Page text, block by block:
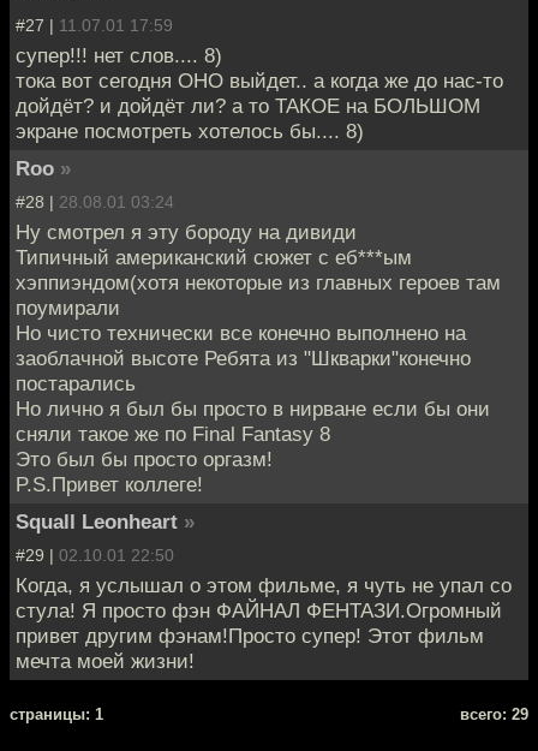
#27 | 11.07.01 17:59
супер!!! нет слов.... 8)
тока вот сегодня ОНО выйдет.. а когда же до нас-то
дойдёт? и дойдёт ли? а то ТАКОЕ на БОЛЬШОМ
экране посмотреть хотелось бы.... 8)
Roo »
#28 | 28.08.01 03:24
Ну смотрел я эту бороду на дивиди
Типичный американский сюжет с еб***ым
хэппиэндом(хотя некоторые из главных героев там
поумирали
Но чисто технически все конечно выполнено на
заоблачной высоте Ребята из "Шкварки"конечно
постарались
Но лично я был бы просто в нирване если бы они
сняли такое же по Final Fantasy 8
Это был бы просто оргазм!
P.S.Привет коллеге!
Squall Leonheart »
#29 | 02.10.01 22:50
Когда, я услышал о этом фильме, я чуть не упал со
стула! Я просто фэн ФАЙНАЛ ФЕНТАЗИ.Огромный
привет другим фэнам!Просто супер! Этот фильм
мечта моей жизни!
cтраницы: 1 всего: 29